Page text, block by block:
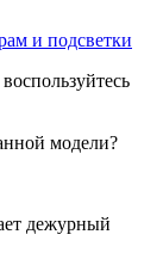
и подсветки
модели?
дежурный